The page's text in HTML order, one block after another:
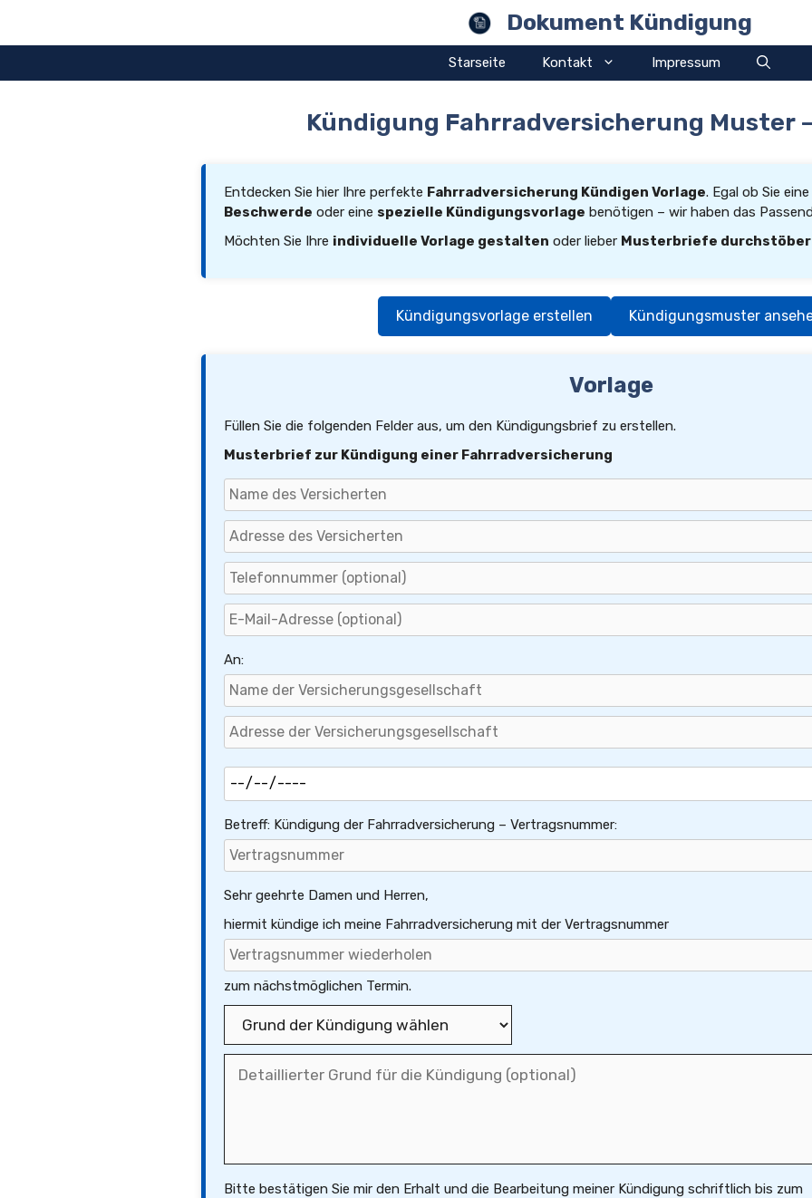
springen
Dokument Kündigung
Starseite Kontakt Impressum
Kündigung Fahrradversicherung Muster
Entdecken Sie hier Ihre perfekte Fahrradversicherung Kündigen Vorlage. Egal ob Sie eine
Beschwerde oder eine spezielle Kündigungsvorlage benötigen – wir haben das
Möchten Sie Ihre individuelle Vorlage gestalten oder lieber Musterbriefe
Kündigungsvorlage erstellen Kündigungsmuster
Vorlage
Füllen Sie die folgenden Felder aus, um den Kündigungsbrief zu erstellen.
Musterbrief zur Kündigung einer Fahrradversicherung
An:
Betreff: Kündigung der Fahrradversicherung – Vertragsnummer:
Sehr geehrte Damen und Herren,
hiermit kündige ich meine Fahrradversicherung mit der Vertragsnummer
zum nächstmöglichen Termin.
Bitte bestätigen Sie mir den Erhalt und die Bearbeitung meiner Kündigung schriftlich bis zum